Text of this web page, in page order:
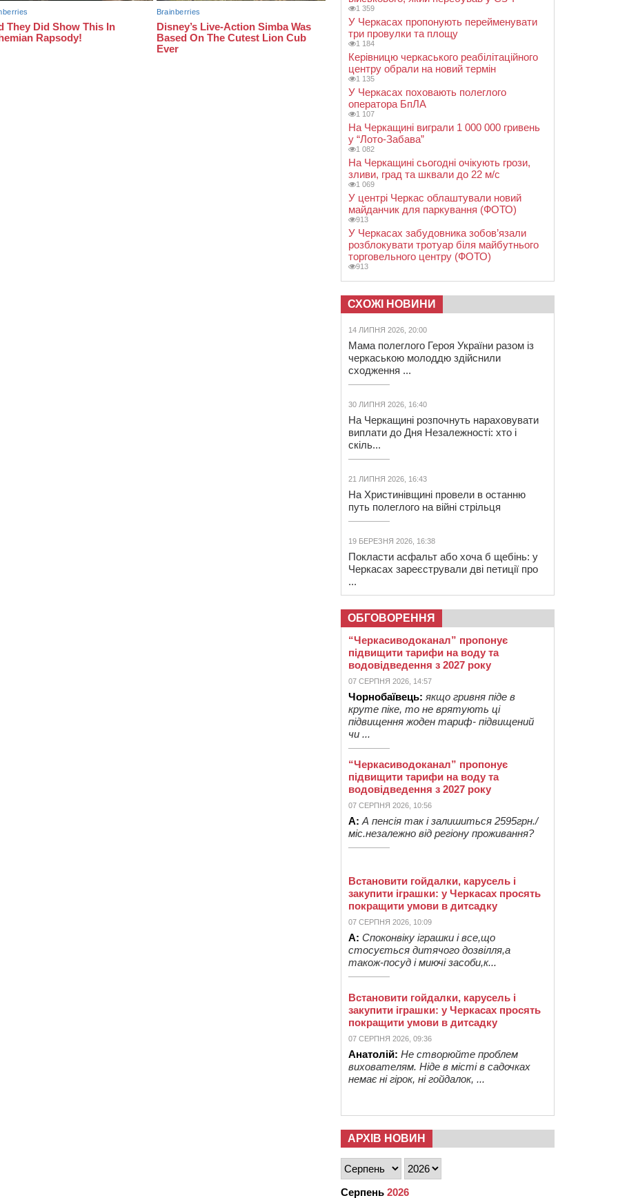
1 359
У Черкасах пропонують перейменувати
три провулки та площу
1 184
Керівницю черкаського реабілітаційного
центру обрали на новий термін
1 135
У Черкасах поховають полеглого
оператора БпЛА
1 107
На Черкащині виграли 1 000 000 гривень
у “Лото-Забава”
1 082
На Черкащині сьогодні очікують грози,
зливи, град та шквали до 22 м/с
1 069
У центрі Черкас облаштували новий
майданчик для паркування (ФОТО)
913
У Черкасах забудовника зобов’язали
розблокувати тротуар біля майбутнього
торговельного центру (ФОТО)
913
СХОЖІ НОВИНИ
14 ЛИПНЯ 2026, 20:00
Мама полеглого Героя України разом із
черкаською молоддю здійснили
сходження ...
30 ЛИПНЯ 2026, 16:40
На Черкащині розпочнуть нараховувати
виплати до Дня Незалежності: хто і
скіль...
21 ЛИПНЯ 2026, 16:43
На Христинівщині провели в останню
путь полеглого на війні стрільця
19 БЕРЕЗНЯ 2026, 16:38
Покласти асфальт або хоча б щебінь: у
Черкасах зареєстрували дві петиції про
...
ОБГОВОРЕННЯ
“Черкасиводоканал” пропонує
підвищити тарифи на воду та
водовідведення з 2027 року
07 СЕРПНЯ 2026, 14:57
Чорнобаївець: якщо гривня піде в
круте піке, то не врятують ці
підвищення жоден тариф- підвищений
чи ...
“Черкасиводоканал” пропонує
підвищити тарифи на воду та
водовідведення з 2027 року
07 СЕРПНЯ 2026, 10:56
А: А пенсія так і залишиться 2595грн./
міс.незалежно від регіону проживання?
Встановити гойдалки, карусель і
закупити іграшки: у Черкасах просять
покращити умови в дитсадку
07 СЕРПНЯ 2026, 10:09
А: Споконвіку іграшки і все,що
стосується дитячого дозвілля,а
також-посуд і миючі засоби,к...
Встановити гойдалки, карусель і
закупити іграшки: у Черкасах просять
покращити умови в дитсадку
07 СЕРПНЯ 2026, 09:36
Анатолій: Не створюйте проблем
вихователям. Ніде в місті в садочках
немає ні гірок, ні гойдалок, ...
АРХІВ НОВИН
Серпень 2026